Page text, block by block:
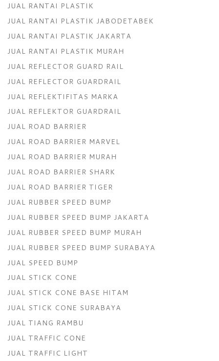
JUAL RANTAI PLASTIK
JUAL RANTAI PLASTIK JABODETABEK
JUAL RANTAI PLASTIK JAKARTA
JUAL RANTAI PLASTIK MURAH
JUAL REFLECTOR GUARD RAIL
JUAL REFLECTOR GUARDRAIL
JUAL REFLEKTIFITAS MARKA
JUAL REFLEKTOR GUARDRAIL
JUAL ROAD BARRIER
JUAL ROAD BARRIER MARVEL
JUAL ROAD BARRIER MURAH
JUAL ROAD BARRIER SHARK
JUAL ROAD BARRIER TIGER
JUAL RUBBER SPEED BUMP
JUAL RUBBER SPEED BUMP JAKARTA
JUAL RUBBER SPEED BUMP MURAH
JUAL RUBBER SPEED BUMP SURABAYA
JUAL SPEED BUMP
JUAL STICK CONE
JUAL STICK CONE BASE HITAM
JUAL STICK CONE SURABAYA
JUAL TIANG RAMBU
JUAL TRAFFIC CONE
JUAL TRAFFIC LIGHT